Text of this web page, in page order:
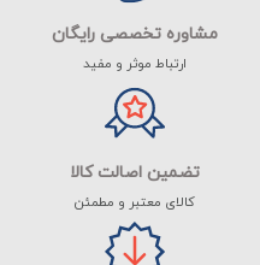
مشاوره تخصصی رایگان
ارتباط موثر و مفید
تضمین اصالت کالا
کالای معتبر و مطمئن